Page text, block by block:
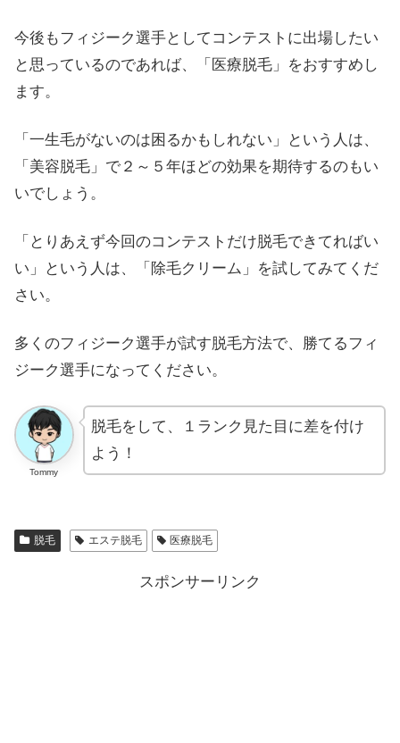
今後もフィジーク選手としてコンテストに出場したい
と思っているのであれば、「医療脱毛」をおすすめし
ます。
「一生毛がないのは困るかもしれない」という人は、
「美容脱毛」で２～５年ほどの効果を期待するのもい
いでしょう。
「とりあえず今回のコンテストだけ脱毛できてればい
い」という人は、「除毛クリーム」を試してみてくだ
さい。
多くのフィジーク選手が試す脱毛方法で、勝てるフィ
ジーク選手になってください。
Tommy
脱毛をして、１ランク見た目に差を付け
よう！
脱毛 エステ脱毛 医療脱毛
スポンサーリンク